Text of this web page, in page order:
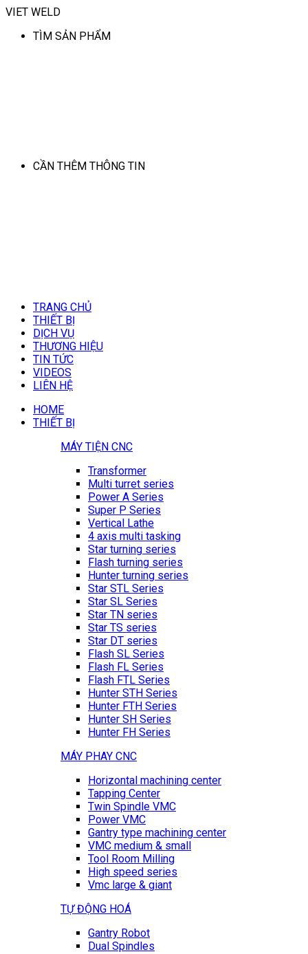
VIET WELD
TÌM SẢN PHẨM
CẦN THÊM THÔNG TIN
TRANG CHỦ
THIẾT BỊ
DỊCH VỤ
THƯƠNG HIỆU
TIN TỨC
VIDEOS
LIÊN HỆ
HOME
THIẾT BỊ
MÁY TIỆN CNC
Transformer
Multi turret series
Power A Series
Super P Series
Vertical Lathe
4 axis multi tasking
Star turning series
Flash turning series
Hunter turning series
Star STL Series
Star SL Series
Star TN series
Star TS series
Star DT series
Flash SL Series
Flash FL Series
Flash FTL Series
Hunter STH Series
Hunter FTH Series
Hunter SH Series
Hunter FH Series
MÁY PHAY CNC
Horizontal machining center
Tapping Center
Twin Spindle VMC
Power VMC
Gantry type machining center
VMC medium & small
Tool Room Milling
High speed series
Vmc large & giant
TỰ ĐỘNG HOÁ
Gantry Robot
Dual Spindles